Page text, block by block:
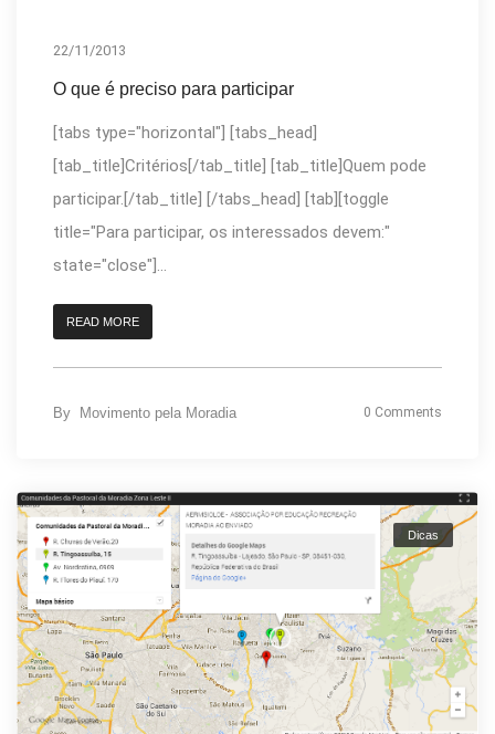
22/11/2013
O que é preciso para participar
[tabs type="horizontal"] [tabs_head]
[tab_title]Critérios[/tab_title] [tab_title]Quem pode
participar.[/tab_title] [/tabs_head] [tab][toggle
title="Para participar, os interessados devem:"
state="close"]...
READ MORE
By Movimento pela Moradia 0 Comments
Dicas